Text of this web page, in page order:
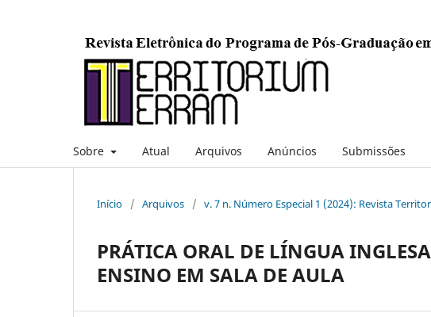
Sobre Atual Arquivos Anúncios Submissões
Início / Arquivos / v. 7 n. Número Especial 1 (2024): Revista
PRÁTICA ORAL DE LÍNGUA
ENSINO EM SALA DE AULA